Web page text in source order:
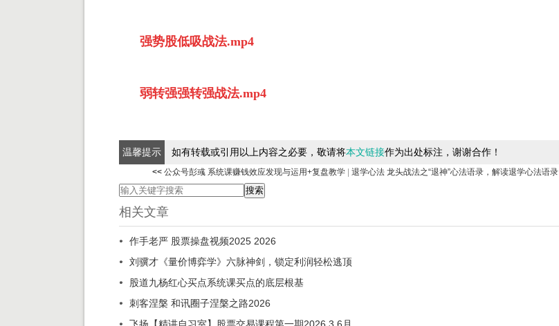
强势股低吸战法.mp4
弱转强强转强战法.mp4
温馨提示 如有转载或引用以上内容之必要，敬请将本文链接作为出处标注，谢谢合作！
<< 公众号彭彧 系统课赚钱效应发现与运用+复盘教学 退学心法 龙头战法之“退神”心法语录，解读退学心法语录
相关文章
作手老严 股票操盘视频2025 2026
刘骥才《量价博弈学》六脉神剑，锁定利润轻松逃顶
股道九杨红心买点系统课买点的底层根基
刺客涅槃 和讯圈子涅槃之路2026